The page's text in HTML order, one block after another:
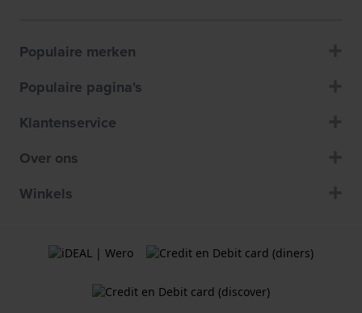
Populaire merken
Populaire pagina's
Klantenservice
Over ons
Winkels